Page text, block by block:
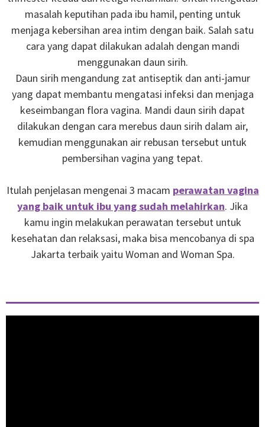
masalah keputihan pada ibu hamil, penting untuk
menjaga kebersihan area intim dengan baik. Salah satu
cara yang dapat dilakukan adalah dengan mandi
menggunakan daun sirih.
Daun sirih mengandung zat antiseptik dan anti-jamur
yang dapat membantu mengatasi infeksi dan menjaga
keseimbangan flora vagina. Mandi daun sirih dapat
dilakukan dengan cara merebus daun sirih dalam air,
kemudian menggunakan air rebusan tersebut untuk
pembersihan vagina yang tepat.
Itulah penjelasan mengenai 3 macam perawatan vagina
yang baik untuk ibu yang sudah melahirkan. Jika
kamu ingin melakukan perawatan tersebut untuk
kesehatan dan relaksasi, maka bisa mencobanya di spa
Jakarta terbaik yaitu Woman and Woman Spa.